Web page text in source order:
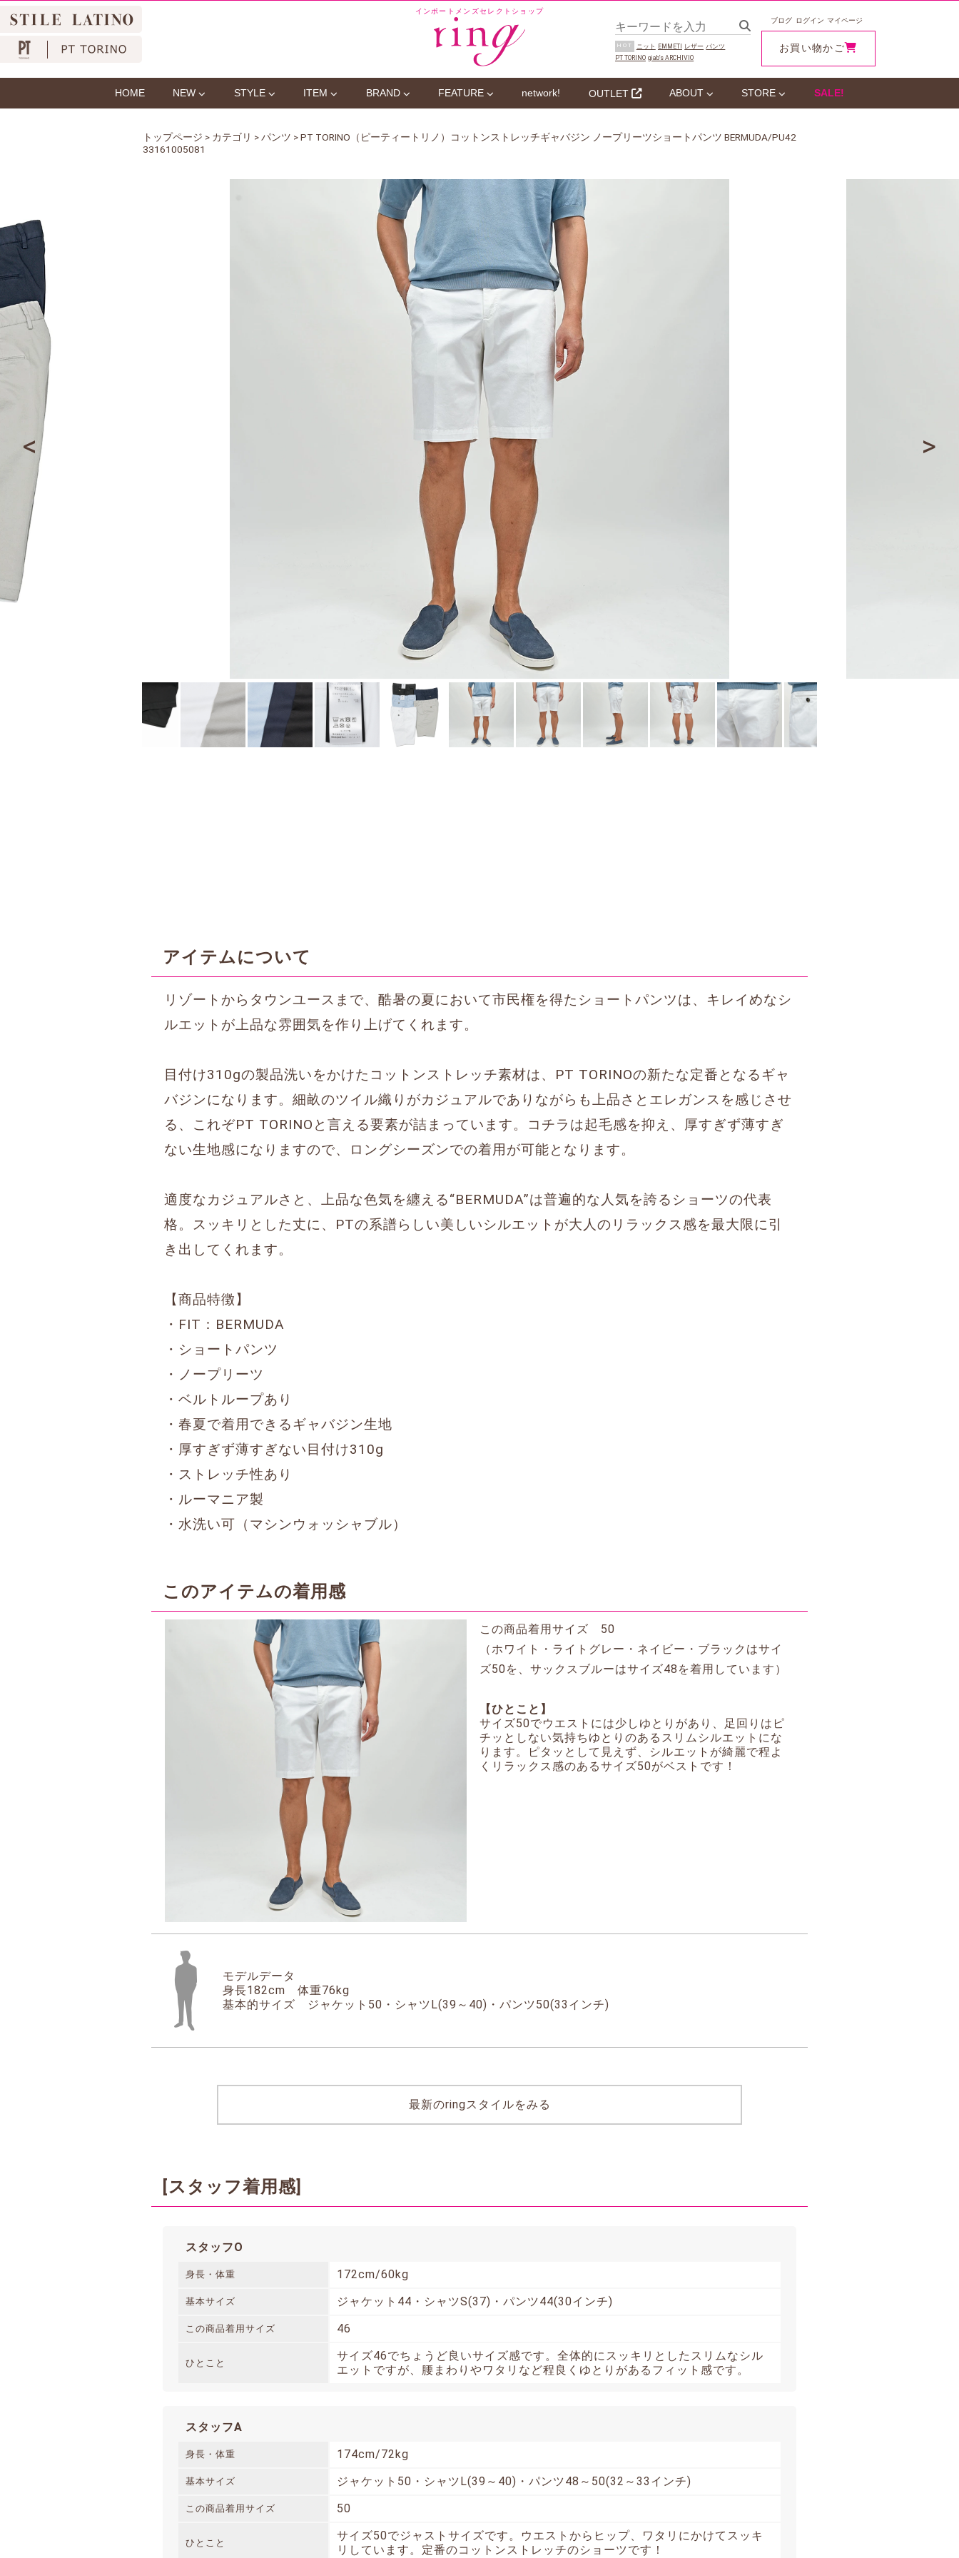
インポートメンズセレクトショップ
HOT ニット EMMETI レザー パンツ
PT TORINO giab‘s ARCHIVIO
ブログ ログイン マイページ
お買い物かご
HOME NEW STYLE ITEM BRAND FEATURE network! OUTLET ABOUT STORE SALE!
トップページ > カテゴリ >パンツ > PT TORINO（ピーティートリノ）コットンストレッチギャバジン ノープリーツショートパンツ BERMUDA/PU42
33161005081
アイテムについて
リゾートからタウンユースまで、酷暑の夏において市民権を得たショートパンツは、キレイめなシ
ルエットが上品な雰囲気を作り上げてくれます。
目付け310gの製品洗いをかけたコットンストレッチ素材は、PT TORINOの新たな定番となるギャ
バジンになります。細畝のツイル織りがカジュアルでありながらも上品さとエレガンスを感じさせ
る、これぞPT TORINOと言える要素が詰まっています。コチラは起毛感を抑え、厚すぎず薄すぎ
ない生地感になりますので、ロングシーズンでの着用が可能となります。
適度なカジュアルさと、上品な色気を纏える“BERMUDA”は普遍的な人気を誇るショーツの代表
格。スッキリとした丈に、PTの系譜らしい美しいシルエットが大人のリラックス感を最大限に引
き出してくれます。
【商品特徴】
・FIT：BERMUDA
・ショートパンツ
・ノープリーツ
・ベルトループあり
・春夏で着用できるギャバジン生地
・厚すぎず薄すぎない目付け310g
・ストレッチ性あり
・ルーマニア製
・水洗い可（マシンウォッシャブル）
このアイテムの着用感
この商品着用サイズ 50
（ホワイト・ライトグレー・ネイビー・ブラックはサイ
ズ50を、サックスブルーはサイズ48を着用しています）
【ひとこと】
サイズ50でウエストには少しゆとりがあり、足回りはピ
チッとしない気持ちゆとりのあるスリムシルエットにな
ります。ピタッとして見えず、シルエットが綺麗で程よ
くリラックス感のあるサイズ50がベストです！
モデルデータ
身長182cm 体重76kg
基本的サイズ ジャケット50・シャツL(39～40)・パンツ50(33インチ)
最新のringスタイルをみる
[スタッフ着用感]
スタッフO
身長・体重 172cm/60kg
基本サイズ ジャケット44・シャツS(37)・パンツ44(30インチ)
この商品着用サイズ 46
ひとこと
サイズ46でちょうど良いサイズ感です。全体的にスッキリとしたスリムなシル
エットですが、腰まわりやワタリなど程良くゆとりがあるフィット感です。
スタッフA
身長・体重 174cm/72kg
基本サイズ ジャケット50・シャツL(39～40)・パンツ48～50(32～33インチ)
この商品着用サイズ 50
ひとこと
サイズ50でジャストサイズです。ウエストからヒップ、ワタリにかけてスッキ
リしています。定番のコットンストレッチのショーツです！